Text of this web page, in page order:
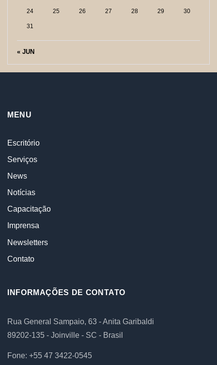
« JUN
24 25 26 27 28 29 30
31
MENU
Escritório
Serviços
News
Notícias
Capacitação
Imprensa
Newsletters
Contato
INFORMAÇÕES DE CONTATO
Rua General Sampaio, 63 - Anita Garibaldi
89202-135 - Joinville - SC - Brasil
Fone: +55 47 3422-0545